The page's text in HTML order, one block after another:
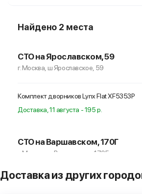
Найдено 2 места
СТО на Ярославском, 59
г. Москва, ш Ярославское, 59
Комплект дворников Lynx FlatXF5353P
Доставка, 11 августа - 195 р.
СТО на Варшавском, 170Г
г. Москва, ш Варшавское, 170Г
Комплект дворников Lynx Flat XF5353P
Доставка из других